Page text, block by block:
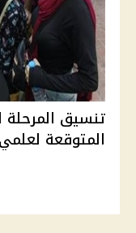
المتوقعة